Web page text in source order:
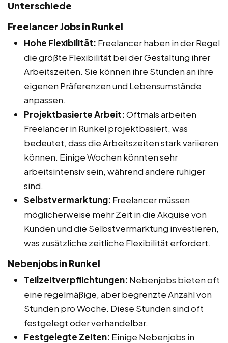
Unterschiede
Freelancer Jobs in Runkel
Hohe Flexibilität: Freelancer haben in der Regel
die größte Flexibilität bei der Gestaltung ihrer
Arbeitszeiten. Sie können ihre Stunden an ihre
eigenen Präferenzen und Lebensumstände
anpassen.
Projektbasierte Arbeit:Oftmals arbeiten
Freelancer in Runkel projektbasiert, was
bedeutet, dass die Arbeitszeiten stark variieren
können. Einige Wochen könnten sehr
arbeitsintensiv sein, während andere ruhiger
sind.
Selbstvermarktung: Freelancer müssen
möglicherweise mehr Zeit in die Akquise von
Kunden und die Selbstvermarktung investieren,
was zusätzliche zeitliche Flexibilität erfordert.
Nebenjobs in Runkel
Teilzeitverpflichtungen: Nebenjobs bieten oft
eine regelmäßige, aber begrenzte Anzahl von
Stunden pro Woche. Diese Stunden sind oft
festgelegt oder verhandelbar.
Festgelegte Zeiten: Einige Nebenjobs in